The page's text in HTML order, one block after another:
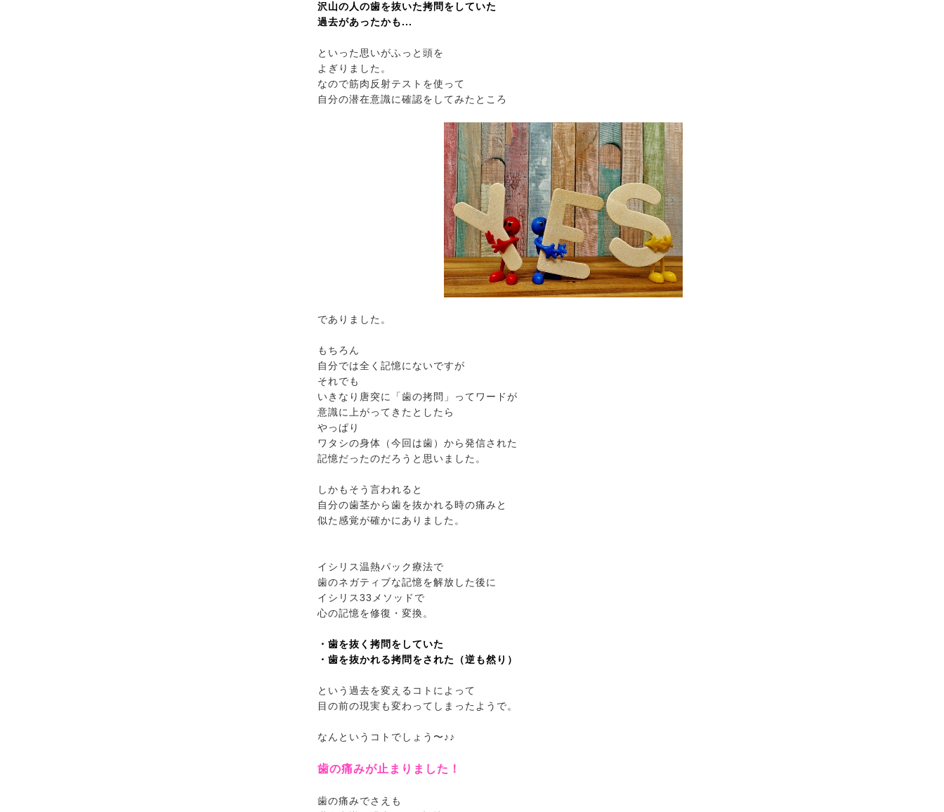
沢山の人の歯を抜いた拷問をしていた
過去があったかも...
といった思いがふっと頭を
よぎりました。
なので筋肉反射テストを使って
自分の潜在意識に確認をしてみたところ
でありました。
もちろん
自分では全く記憶にないですが
それでも
いきなり唐突に「歯の拷問」ってワードが
意識に上がってきたとしたら
やっぱり
ワタシの身体（今回は歯）から発信された
記憶だったのだろうと思いました。
しかもそう言われると
自分の歯茎から歯を抜かれる時の痛みと
似た感覚が確かにありました。
イシリス温熱パック療法で
歯のネガティブな記憶を解放した後に
イシリス33メソッドで
心の記憶を修復・変換。
・歯を抜く拷問をしていた
・歯を抜かれる拷問をされた（逆も然り）
という過去を変えるコトによって
目の前の現実も変わってしまったようで。
なんというコトでしょう〜♪♪
歯の痛みが止まりました！
歯の痛みでさえも